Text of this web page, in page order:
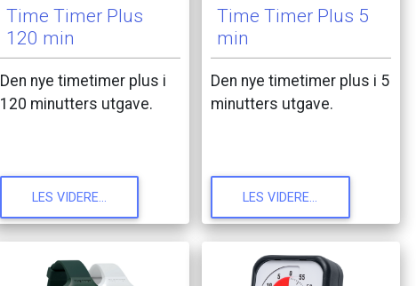
Time Timer Plus
120 min
Den nye timetimer plus i
120 minutters utgave.
LES VIDERE...
Time Timer Plus 5
min
Den nye timetimer plus i 5
minutters utgave.
LES VIDERE...